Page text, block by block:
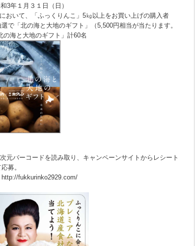
１月３１日（日）
て、「ふっくりんこ」5㎏以上をお買い上げの購入者
海と大地のギフト」（5,500円相当が当たります。
と大地のギフト」計60名
バーコードを読み取り、キャンペーンサイトからレシート
。